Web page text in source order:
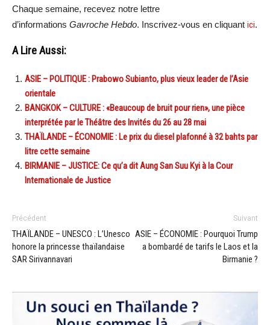
Chaque semaine, recevez notre lettre
d’informations Gavroche Hebdo. Inscrivez-vous en cliquant ici.
A Lire Aussi:
ASIE – POLITIQUE : Prabowo Subianto, plus vieux leader de l’Asie
orientale
BANGKOK – CULTURE : «Beaucoup de bruit pour rien», une pièce
interprétée par le Théâtre des Invités du 26 au 28 mai
THAÏLANDE – ÉCONOMIE : Le prix du diesel plafonné à 32 bahts par
litre cette semaine
BIRMANIE – JUSTICE: Ce qu’a dit Aung San Suu Kyi à la Cour
Internationale de Justice
Précédent
THAÏLANDE – UNESCO : L’Unesco
honore la princesse thaïlandaise
SAR Sirivannavari
Suivant
ASIE – ÉCONOMIE : Pourquoi Trump
a bombardé de tarifs le Laos et la
Birmanie ?